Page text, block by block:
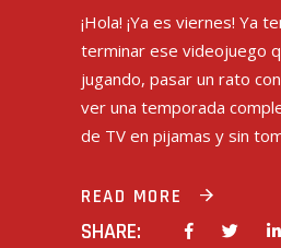
¡Hola! ¡Ya es viernes! Ya
terminar ese videojuego
jugando, pasar un rato
ver una temporada
de TV en pijamas y sin
READ MORE
SHARE: